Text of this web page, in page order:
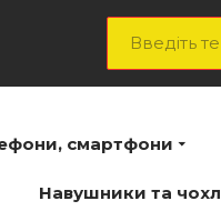
смартфони
Навушники та